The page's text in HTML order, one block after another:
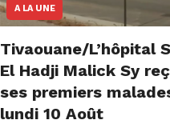
A LA UNE
Tivaouane/L’hôpital
El Hadji Malick Sy
ses premiers
lundi 10 Août